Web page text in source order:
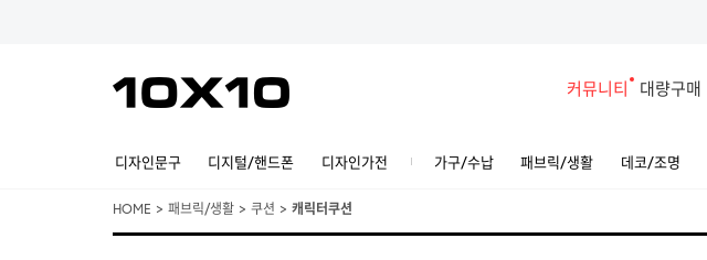
커뮤니티 대량구매
디자인문구 디지털/핸드폰 디자인가전 가구/수납 패브릭/생활 데코/조명
HOME > 패브릭/생활 > 쿠션 > 캐릭터쿠션